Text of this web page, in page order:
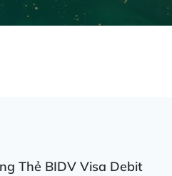
Thẻ BIDV Visa Debit